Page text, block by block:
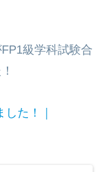
級学科試験合
た！｜